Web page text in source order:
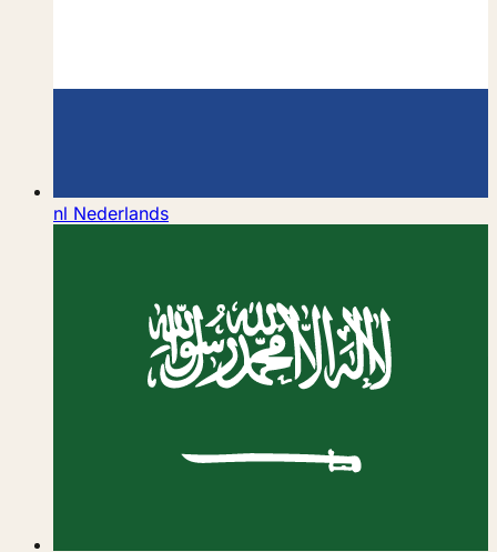
nl Nederlands